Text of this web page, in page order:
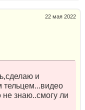
22 мая 2022
и
тельцем...видео
не знаю..смогу ли